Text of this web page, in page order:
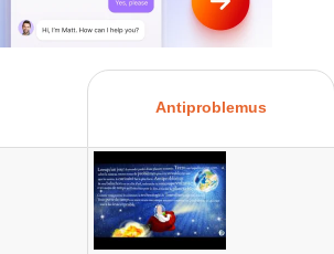
Antiproblemus